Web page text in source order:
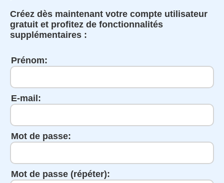
Créez dès maintenant votre compte utilisateur
gratuit et profitez de fonctionnalités
supplémentaires :
Prénom:
E-mail:
Mot de passe:
Mot de passe (répéter):